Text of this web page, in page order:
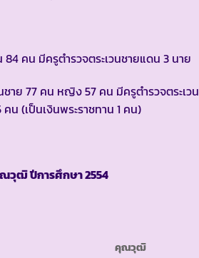
น มีครูตำรวจตระเวนชายแดน 3 นาย
าย 77 คน หญิง 57 คน มีครูตำรวจตระเวน
น (เป็นเงินพระราชทาน 1 คน)
ณวุฒิ ปีการศึกษา2554
คุณวุฒิ